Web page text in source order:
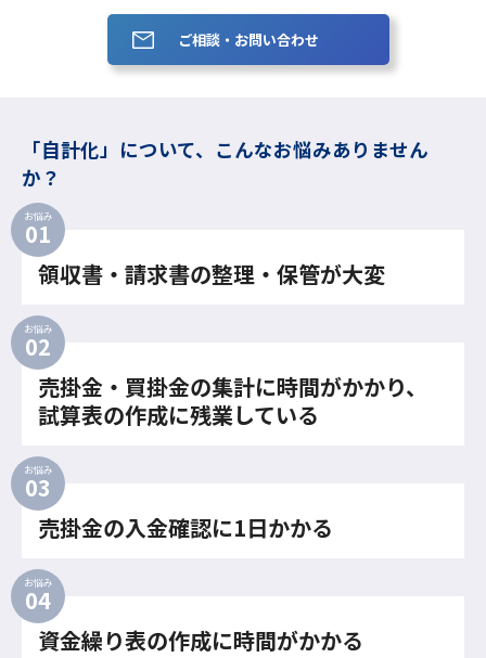
ご相談・お問い合わせ
「自計化」について、こんなお悩みありません
か？
お悩み
領収書・請求書の整理・保管が大変
お悩み
売掛金・買掛金の集計に時間がかかり、
試算表の作成に残業している
お悩み
売掛金の入金確認に1日かかる
お悩み
資金繰り表の作成に時間がかかる